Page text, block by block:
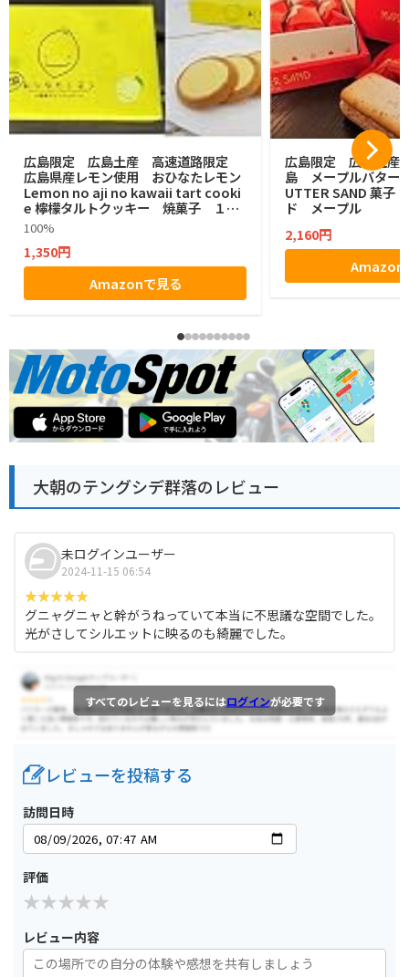
広島限定 広島土産 高速道路限定
広島県産レモン使用 おひなたレモン
Lemon no aji no kawaii tart cooki
e 檸檬タルトクッキー 焼菓子 １２
個
100%
1,350円
Amazonで見る
広島限定 広島土産
島 メープルバター
UTTER SAND 菓
ド メープル
2,160円
Amazon
大朝のテングシデ群落のレビュー
未ログインユーザー
2024-11-15 06:54
グニャグニャと幹がうねっていて本当に不思議な空間でした。
光がさしてシルエットに映るのも綺麗でした。
すべてのレビューを見るにはログインが必要です
レビューを投稿する
訪問日時
評価
レビュー内容